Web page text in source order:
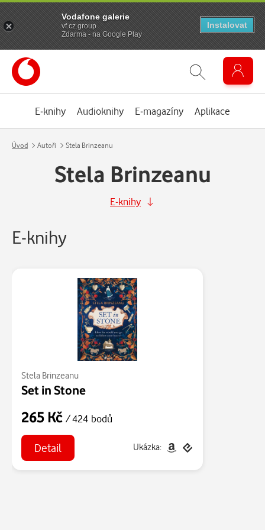
E-knihy Audioknihy E-magazíny Aplikace
Úvod Autoři Stela Brinzeanu
Stela Brinzeanu
E-knihy
E-knihy
Stela Brinzeanu
Set in Stone
265 Kč / 424 bodů
Detail Ukázka:
Vodafone galerie
vf.cz.group
Zdarma - na Google Play
Instalovat